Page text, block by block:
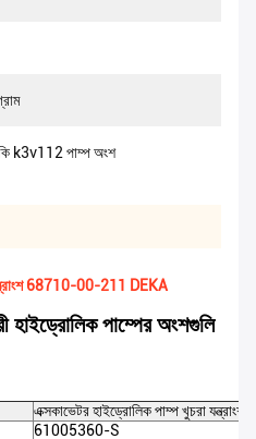
k3v112 পাম্প অংশ
68710-00-211 DEKA
পাম্পের অংশগুলি
এক্সকাভেটর হাইড্রোলিক পাম্প খুচরা যন্ত্রাংশ
61005360-S